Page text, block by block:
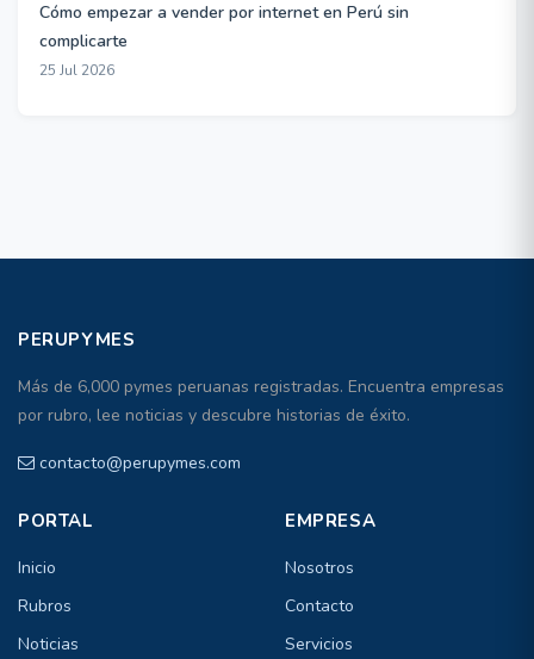
Cómo empezar a vender por internet en Perú sin
complicarte
25 Jul 2026
PERUPYMES
Más de 6,000 pymes peruanas registradas. Encuentra empresas
por rubro, lee noticias y descubre historias de éxito.
contacto@perupymes.com
PORTAL
Inicio
Rubros
Noticias
EMPRESA
Nosotros
Contacto
Servicios